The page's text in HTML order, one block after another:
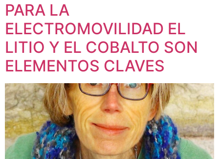
PARA LA
ELECTROMOVILIDAD EL
LITIO Y EL COBALTO SON
ELEMENTOS CLAVES